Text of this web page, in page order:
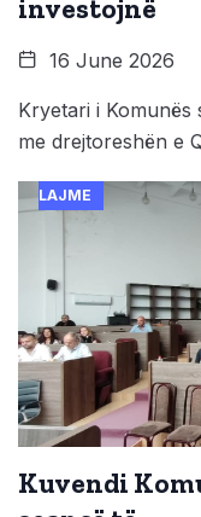
investojnë
16 June 2026
Kryetari i Komunës
me drejtoreshën e
LAJME
Kuvendi